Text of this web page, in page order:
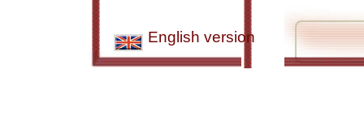
English version